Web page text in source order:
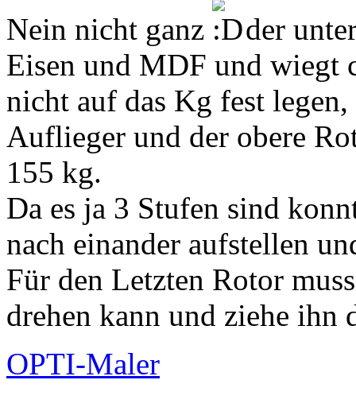
Nein nicht ganz
der
Eisen und MDF und wiegt
nicht auf das Kg fest
Auflieger und der obere
155 kg.
Da es ja 3 Stufen sind
nach einander aufstellen
Für den Letzten Rotor
drehen kann und ziehe ihn
OPTI-Maler